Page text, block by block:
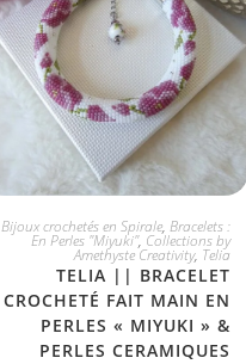
JE L'ADOPTE
Bijoux crochetés en Spirale, Bracelets :
En Perles "Miyuki", Collections by
Amethyste Creativity, Telia
TELIA || BRACELET
CROCHETÉ FAIT MAIN EN
PERLES « MIYUKI » &
PERLES CERAMIQUES